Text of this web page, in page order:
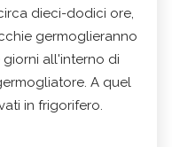
dieci-dodici ore,
germoglieranno
all'interno di
A quel
in frigorifero.